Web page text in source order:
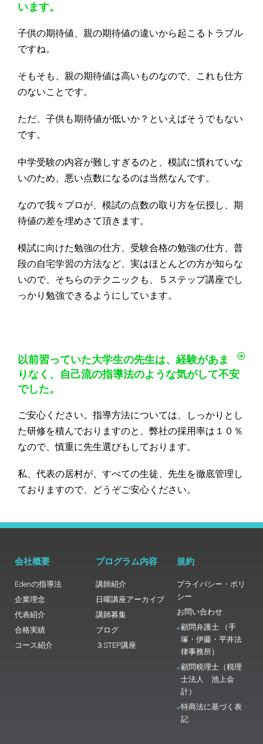
います。
子供の期待値、親の期待値の違いから起こるトラブル
ですね。
そもそも、親の期待値は高いものなので、これも仕方
のないことです。
ただ、子供も期待値が低いか？といえばそうでもない
です。
中学受験の内容が難しすぎるのと、模試に慣れていな
いのため、悪い点数になるのは当然なんです。
なので我々プロが、模試の点数の取り方を伝授し、期
待値の差を埋めさて頂きます。
模試に向けた勉強の仕方、受験合格の勉強の仕方、普
段の自宅学習の方法など、実はほとんどの方が知らな
いので、そちらのテクニックも、５ステップ講座でし
っかり勉強できるようにしています。
以前習っていた大学生の先生は、経験があま
りなく、自己流の指導法のような気がして不安
でした。
ご安心ください。指導方法については、
しっかりとし
た研修を積んでおりますのと、弊社の採用率は１０％
なので、慎重に先生選びもしております。
私、代表の居村が、すべての生徒、先生を徹底管理し
ておりますので、どうぞご安心ください。
会社概要
Edenの指導法
企業理念
代表紹介
合格実績
コース紹介
プログラム内容
講師紹介
日曜講座アーカイブ
講師募集
ブログ
３STEP講座
規約
プライバシー・ポリ
シー
お問い合わせ
顧問弁護士 （手
塚・伊藤・平井法
律事務所）
顧問税理士（税理
士法人 池上会
計）
特商法に基づく表
記